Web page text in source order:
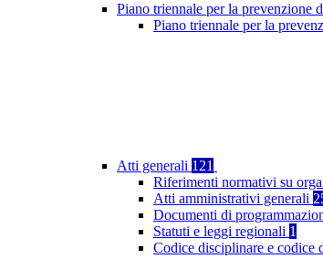
Piano triennale per la prevenzione
Piano triennale per la
Atti generali 121
Riferimenti normativi su
Atti amministrativi generali
Documenti di
Statuti e leggi regionali 1
Codice disciplinare e codice